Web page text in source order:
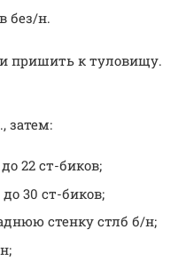
без/н.
пришить к туловищу.
затем:
22 ст-биков;
30 ст-биков;
стенку стлб б/н;